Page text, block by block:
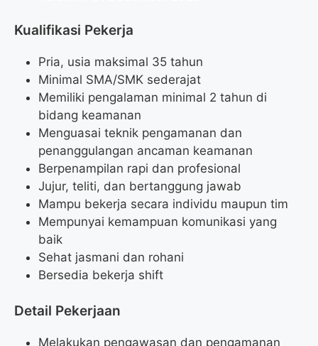
Kualifikasi Pekerja
Pria, usia maksimal 35 tahun
Minimal SMA/SMK sederajat
Memiliki pengalaman minimal 2 tahun di
bidang keamanan
Menguasai teknik pengamanan dan
penanggulangan ancaman keamanan
Berpenampilan rapi dan profesional
Jujur, teliti, dan bertanggung jawab
Mampu bekerja secara individu maupun tim
Mempunyai kemampuan komunikasi yang
baik
Sehat jasmani dan rohani
Bersedia bekerja shift
Detail Pekerjaan
Melakukan pengawasan dan pengamanan